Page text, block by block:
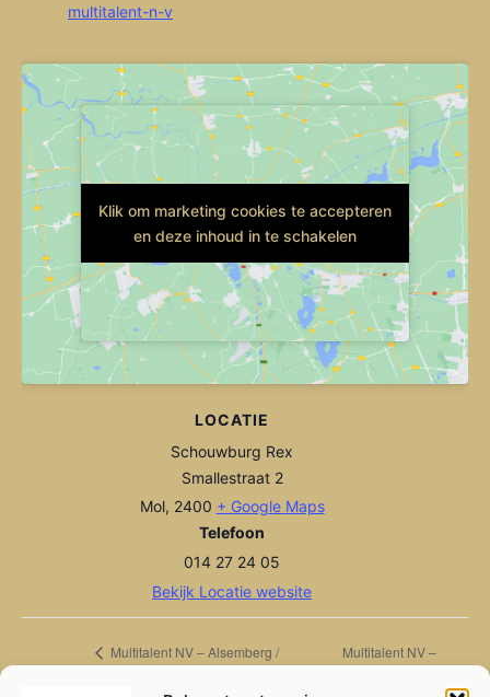
multitalent-n-v
LOCATIE
Schouwburg Rex
Smallestraat 2
Mol, 2400 + Google Maps
Telefoon
014 27 24 05
Bekijk Locatie website
Klik om marketing cookies te accepteren
en deze inhoud in te schakelen
Klik om marketing cookies te accepteren
en deze inhoud in te schakelen
Multitalent NV – Alsemberg /
Multitalent NV –